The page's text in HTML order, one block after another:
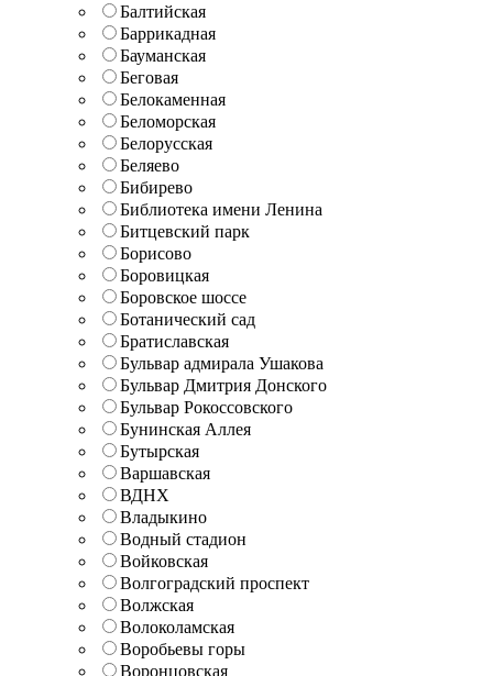
Балтийская
Баррикадная
Бауманская
Беговая
Белокаменная
Беломорская
Белорусская
Беляево
Бибирево
Библиотека имени Ленина
Битцевский парк
Борисово
Боровицкая
Боровское шоссе
Ботанический сад
Братиславская
Бульвар адмирала Ушакова
Бульвар Дмитрия Донского
Бульвар Рокоссовского
Бунинская Аллея
Бутырская
Варшавская
ВДНХ
Владыкино
Водный стадион
Войковская
Волгоградский проспект
Волжская
Волоколамская
Воробьевы горы
Воронцовская